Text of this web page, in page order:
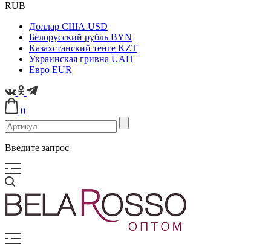
RUB
Доллар США USD
Белорусский рубль BYN
Казахстанский тенге KZT
Украинская гривна UAH
Евро EUR
0
Введите запрос